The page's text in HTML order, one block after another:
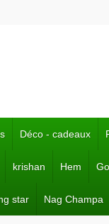
Déco - cadeaux
krishan Hem
star Nag Champa